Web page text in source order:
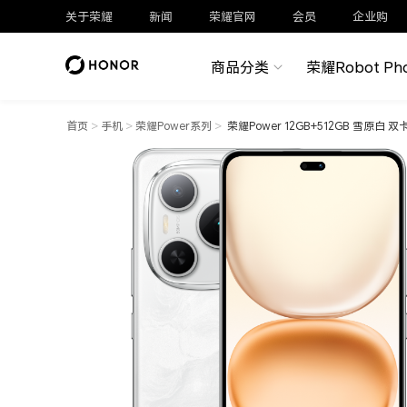
关于荣耀 新闻 荣耀官网 会员 企业购
商品分类 荣耀Robot
首页 > 手机 > 荣耀Power系列 > 荣耀Power 12GB+512GB 雪原白 双